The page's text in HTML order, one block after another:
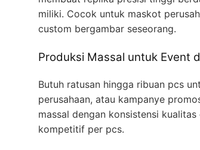
miliki. Cocok untuk maskot
custom bergambar seseorang.
Produksi Massal untuk Event
Butuh ratusan hingga ribuan pcs
perusahaan, atau kampanye
massal dengan konsistensi
kompetitif per pcs.